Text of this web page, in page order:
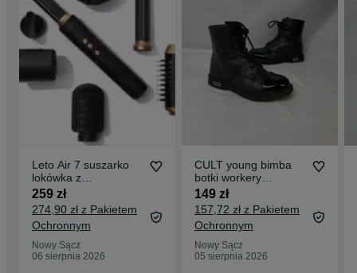
Leto Air 7 suszarko
lokówka z
akcesoriami do
włosów walentynki
259 zł
274,90 zł z Pakietem
Ochronnym
Nowy Sącz
06 sierpnia 2026
CULT young bimba
botki workery
dziewczęce dziecięce
jesienne za kostke
149 zł
157,72 zł z Pakietem
Ochronnym
Nowy Sącz
05 sierpnia 2026